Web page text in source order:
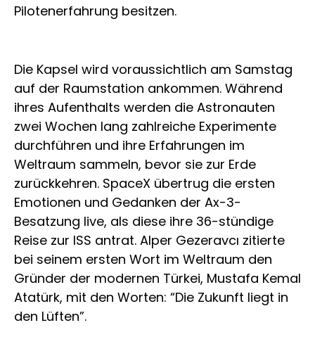
Pilotenerfahrung besitzen.
Die Kapsel wird voraussichtlich am Samstag
auf der Raumstation ankommen. Während
ihres Aufenthalts werden die Astronauten
zwei Wochen lang zahlreiche Experimente
durchführen und ihre Erfahrungen im
Weltraum sammeln, bevor sie zur Erde
zurückkehren. SpaceX übertrug die ersten
Emotionen und Gedanken der Ax-3-
Besatzung live, als diese ihre 36-stündige
Reise zur ISS antrat. Alper Gezeravcı zitierte
bei seinem ersten Wort im Weltraum den
Gründer der modernen Türkei, Mustafa Kemal
Atatürk, mit den Worten: “Die Zukunft liegt in
den Lüften”.